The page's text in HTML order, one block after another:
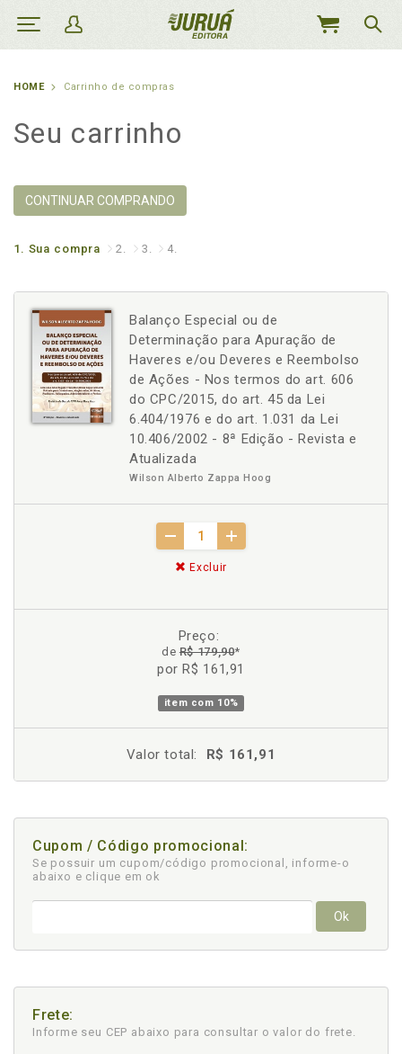
MEU
HOME Carrinho de compras
Seu carrinho
CONTINUAR COMPRANDO
1. Sua compra 2. 3. 4.
Balanço Especial ou de
Determinação para Apuração de
Haveres e/ou Deveres e Reembolso
de Ações - Nos termos do art. 606
do CPC/2015, do art. 45 da Lei
6.404/1976 e do art. 1.031 da Lei
10.406/2002 - 8ª Edição - Revista e
Atualizada
Wilson Alberto Zappa Hoog
Excluir
Preço:
deR$ 179,90*
por R$ 161,91
item com 10%
Valor total: R$ 161,91
Cupom / Código promocional:
Se possuir um cupom/código promocional, informe-o
abaixo e clique em ok
Ok
Frete:
Informe seu CEP abaixo para consultar o valor do frete.